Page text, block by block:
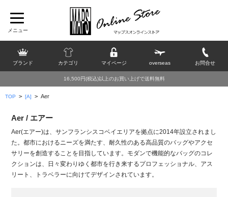
ブランド カテゴリ マイページ overseas お問合せ
16,500円(税込)以上のお買い上げで送料無料
TOP > [A] > Aer
Aer / エアー
Aer(エアー)は、サンフランシスコベイエリアを拠点に2014年設立されまし
た。都市におけるニーズを満たす、耐久性のある高品質のバッグやアクセ
サリーを創造することを目指しています。モダンで機能的なバッグのコレ
クションは、日々変わりゆく都市を行き来するプロフェッショナル、アス
リート、トラベラーに向けてデザインされています。